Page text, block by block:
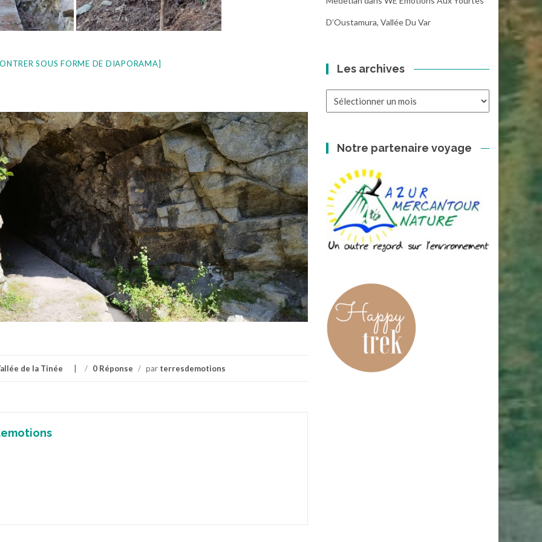
SOUS FORME DE DIAPORAMA]
de la Tinée / 0 Réponse / par terresdemotions
D’Oustamura, Vallée Du Var
Les archives
Notre partenaire voyage